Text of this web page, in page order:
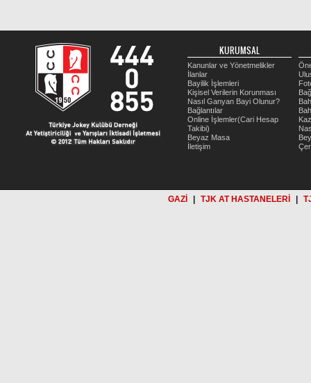
KURUMSAL
Kanunlar ve Yönetmelikler
İlanlar
Bayilik İşlemleri
Kişisel Verilerin Korunması
Nasıl Ganyan Bayi Olunur?
Bağlantılar
Online İşlemler(Cari Hesap
Takibi)
Beyaz Masa
İletişim
GAZİ TJK AT HASTANELERİ